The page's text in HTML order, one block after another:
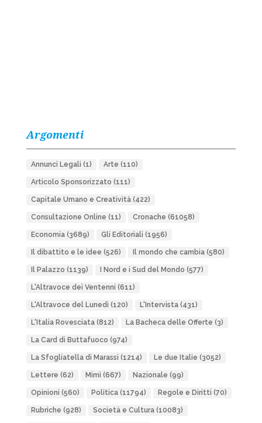
Argomenti
Annunci Legali (1) Arte (110)
Articolo Sponsorizzato (111)
Capitale Umano e Creatività(422)
Consultazione Online (11) Cronache (61058)
Economia(3689) Gli Editoriali (1956)
Il dibattito e le idee (526) Il mondo che cambia(580)
Il Palazzo (1139) I Nord e i Sud del Mondo (577)
L'Altravoce dei Ventenni (611)
L'Altravoce del Lunedì (120) L'Intervista(431)
L'Italia Rovesciata(812) La Bacheca delle Offerte (3)
La Card di Buttafuoco (974)
La Sfogliatella di Marassi (1214) Le due Italie (3052)
Lettere (62) Mimì (667) Nazionale (99)
Opinioni (560) Politica(11794) Regole e Diritti (70)
Rubriche (928) Società e Cultura(10083)